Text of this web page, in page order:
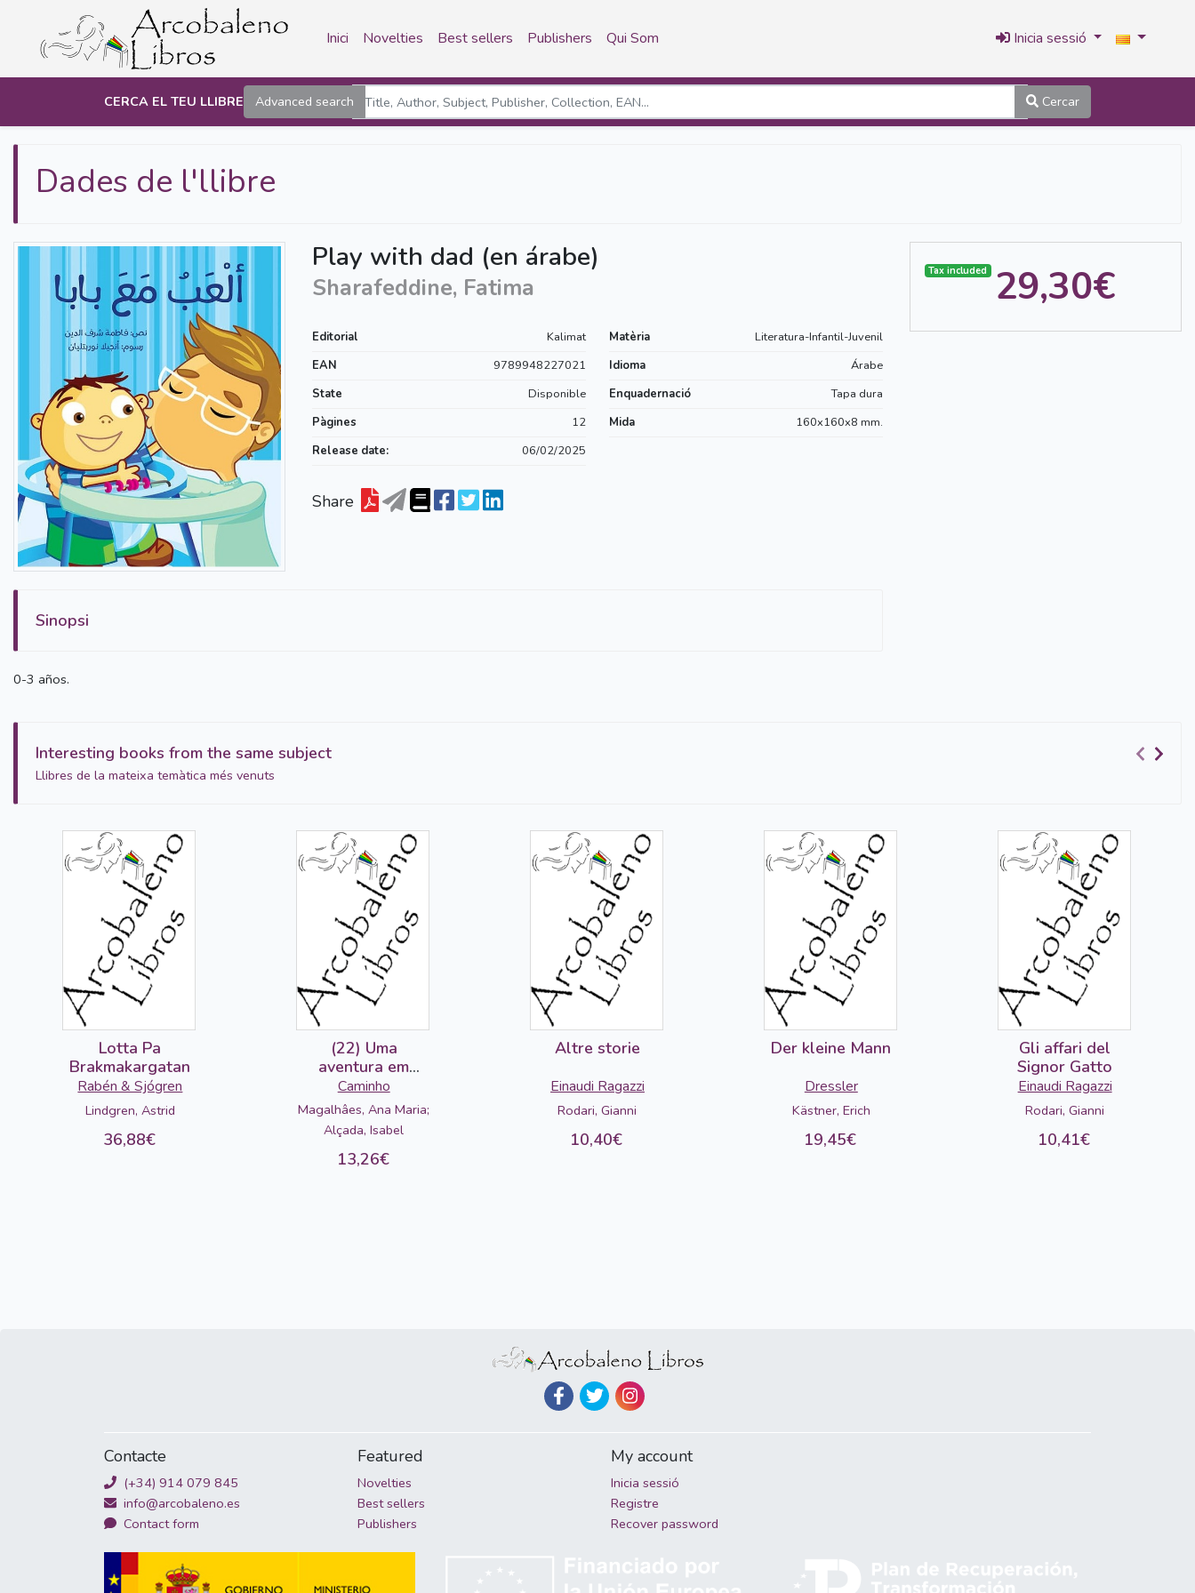
Inici Novelties Best sellers Publishers Qui Som Inicia sessió
CERCA EL TEU LLIBRE Advanced search Cercar
Dades de l'llibre
Play with dad (en árabe)
Sharafeddine, Fatima
Editorial Kalimat Matèria
Literatura-Infantil-Juvenil
EAN
9789948227021 Idioma
Árabe
State
Disponible Enquadernació
Tapa dura
Pàgines
12 Mida
160x160x8 mm.
Release date:
06/02/2025
Share
Tax included 29,30€
Sinopsi
0-3 años.
Interesting books from the same subject
Llibres de la mateixa temàtica més venuts
Lotta Pa
Brakmakargatan
Rabén & Sjógren
Lindgren, Astrid
36,88€
(22) Uma
aventura em
Lisboa
Caminho
Magalhâes, Ana Maria;
Alçada, Isabel
13,26€
Altre storie
Einaudi Ragazzi
Rodari, Gianni
10,40€
Der kleine Mann
Dressler
Kästner, Erich
19,45€
Gli affari del
Signor Gatto
Einaudi Ragazzi
Rodari, Gianni
10,41€
Contacte
(+34) 914 079 845
info@arcobaleno.es
Contact form
Featured
Novelties
Best sellers
Publishers
My account
Inicia sessió
Registre
Recover password